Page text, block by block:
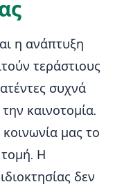
η ανάπτυξη
τεράστιους
συχνά
καινοτομία.
μας το
τομή. Η
δεν